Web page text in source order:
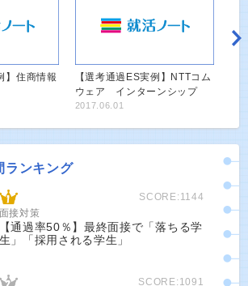
】住商情報
【選考通過ES実例】NTTコム
ウェア インターンシップ
2017.06.01
ランキング
SCORE:1144
面接対策
【通過率50％】最終面接で「落ちる学
生」「採用される学生」
SCORE:1091